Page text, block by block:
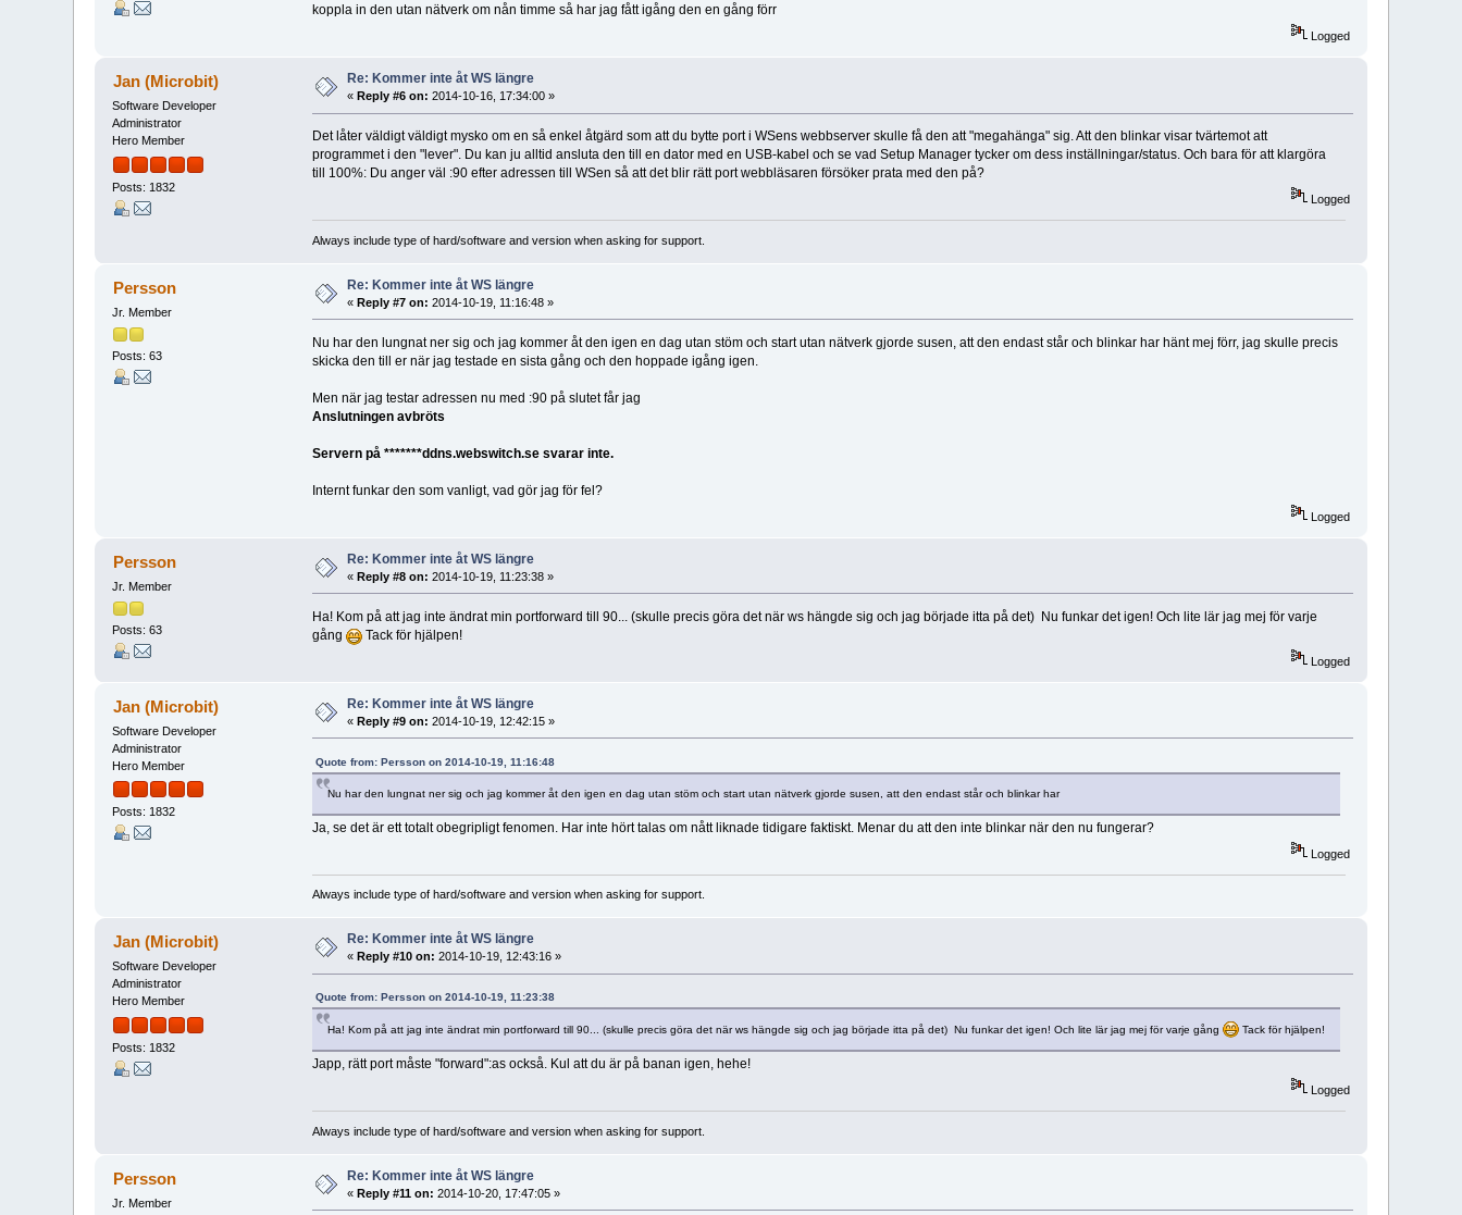
koppla in den utan nätverk om nån timme så har jag fått igång den en gång förr
Logged
Jan (Microbit)
Software Developer
Administrator
Hero Member
Posts: 1832
Re: Kommer inte åt WS längre
« Reply #6 on: 2014-10-16, 17:34:00 »
Det låter väldigt väldigt mysko om en så enkel åtgärd som att du bytte port i WSens webbserver skulle få den att "megahänga" sig. Att den blinkar visar tvärtemot att
programmet i den "lever". Du kan ju alltid ansluta den till en dator med en USB-kabel och se vad Setup Manager tycker om dess inställningar/status. Och bara för att klargöra
till 100%: Du anger väl :90 efter adressen till WSen så att det blir rätt port webbläsaren försöker prata med den på?
Logged
Always include type of hard/software and version when asking for support.
Persson
Jr. Member
Posts: 63
Re: Kommer inte åt WS längre
«Reply #7 on: 2014-10-19, 11:16:48 »
Nu har den lungnat ner sig och jag kommer åt den igen en dag utan stöm och start utan nätverk gjorde susen, att den endast står och blinkar har hänt mej förr, jag skulle precis
skicka den till er när jag testade en sista gång och den hoppade igång igen.
Men när jag testar adressen nu med :90 på slutet får jag
Anslutningen avbröts
Servern på *******ddns.webswitch.se svarar inte.
Internt funkar den som vanligt, vad gör jag för fel?
Logged
Persson
Jr. Member
Posts: 63
Re: Kommer inte åt WS längre
«Reply #8 on: 2014-10-19, 11:23:38 »
Ha! Kom på att jag inte ändrat min portforward till 90... (skulle precis göra det när ws hängde sig och jag började itta på det) Nu funkar det igen! Och lite lär jag mej för varje
gång
Tack för hjälpen!
Logged
Jan (Microbit)
Software Developer
Administrator
Hero Member
Posts: 1832
Re: Kommer inte åt WS längre
«Reply #9 on: 2014-10-19, 12:42:15 »
Quote from: Persson on 2014-10-19, 11:16:48
Nu har den lungnat ner sig och jag kommer åt den igen en dag utan stöm och start utan nätverk gjorde susen, att den endast står och blinkar har
Ja, se det är ett totalt obegripligt fenomen. Har inte hört talas om nått liknade tidigare faktiskt. Menar du att den inte blinkar när den nu fungerar?
Logged
Always include type of hard/software and version when asking for support.
Jan (Microbit)
Software Developer
Administrator
Hero Member
Posts: 1832
Re: Kommer inte åt WS längre
« Reply #10 on: 2014-10-19, 12:43:16 »
Quote from: Persson on 2014-10-19, 11:23:38
Ha! Kom på att jag inte ändrat min portforward till 90... (skulle precis göra det när ws hängde sig och jag började itta på det) Nu funkar det igen! Och lite lär jag mej för varje gång Tack för hjälpen!
Japp, rätt port måste "forward":as också. Kul att du är på banan igen, hehe!
Logged
Always include type of hard/software and version when asking for support.
Persson
Jr. Member
Re: Kommer inte åt WS längre
«Reply #11 on: 2014-10-20, 17:47:05 »